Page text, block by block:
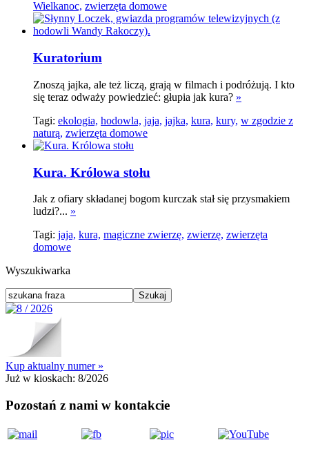
Wielkanoc, zwierzęta domowe
Kuratorium
Znoszą jajka, ale też liczą, grają w filmach i podróżują. I kto
się teraz odważy powiedzieć: głupia jak kura? »
Tagi: ekologia, hodowla, jaja, jajka, kura, kury, w zgodzie z
naturą, zwierzęta domowe
Kura. Królowa stołu
Jak z ofiary składanej bogom kurczak stał się przysmakiem
ludzi?... »
Tagi: jaja, kura, magiczne zwierzę, zwierzę, zwierzęta
domowe
Wyszukiwarka
Kup aktualny numer »
Już w kioskach: 8/2026
Pozostań z nami w kontakcie